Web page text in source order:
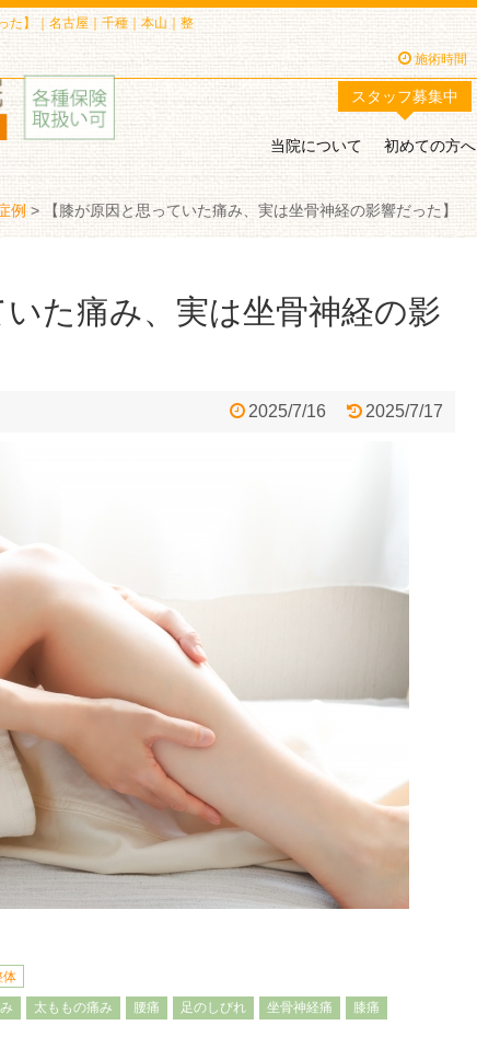
た】｜名古屋｜千種｜本山｜整
施術時間
スタッフ募集中
当院について 初めての方へ
例 > 【膝が原因と思っていた痛み、実は坐骨神経の影響だった】
いた痛み、実は坐骨神経の影
2025/7/16 2025/7/17
体
太ももの痛み 腰痛 足のしびれ 坐骨神経痛 膝痛